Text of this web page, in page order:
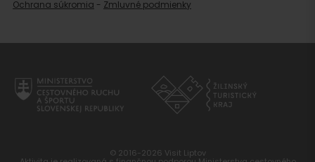
Ochrana súkromia - Zmluvné podmienky
© 2016-2026 Visit Liptov